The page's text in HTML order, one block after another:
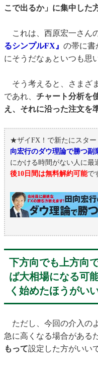
こで出るか」に集中した
これは、西原宏一さん
るシンプルFX』 の帯に書
にそうだなぁといつも思
そう考えると、さまざ
であれ、 チャート分析を
え、それに沿った注文を
★ザイFX！で新たにスタ
向宏行のダウ理論で勝つ副
にかける時間がない人に最
後10日間は無料解約可能で
下方向でも上方向
ば大相場になる可
く始めたほうがい
ただし、今回の介入の
急に高くなる場合がある
もって設定した方がいい